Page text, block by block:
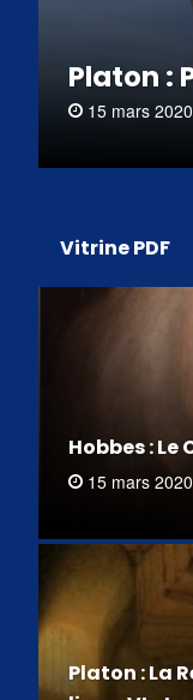
Platon :
15 mars 2020
Vitrine PDF
Hobbes : Le
15 mars 2020
Platon : La